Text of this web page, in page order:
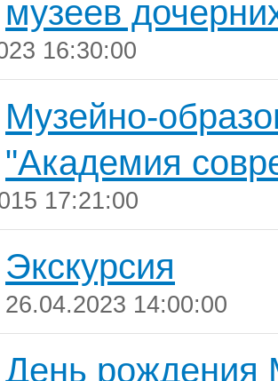
музеев
16:30:00
Музейно-
"Академия
17:21:00
Экскурсия
26.04.2023 14:00:00
День рождения